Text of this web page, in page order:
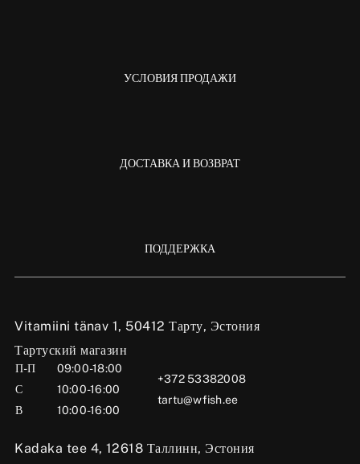
Vitamiini tänav 1, 50412 Тарту, Эстония
Тартуский магазин
П-П
09:00-18:00
С
10:00-16:00
В
10:00-16:00
+372 53382008
tartu@wfish.ee
Kadaka tee 4, 12618 Таллинн, Эстония
УСЛОВИЯ ПРОДАЖИ
ДОСТАВКА И ВОЗВРАТ
ПОДДЕРЖКА